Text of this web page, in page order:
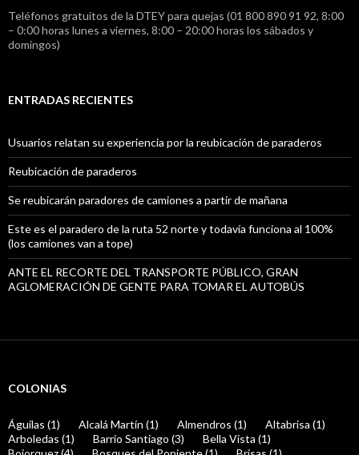
Teléfonos gratuitos de la DTEY para quejas (01 800 890 91 92, 8:00
– 0:00 horas lunes a viernes, 8:00 – 20:00 horas los sábados y
domingos)
ENTRADAS RECIENTES
Usuarios relatan su experiencia por la reubicación de paraderos
Reubicación de paraderos
Se reubicarán paradores de camiones a partir de mañana
Este es el paradero de la ruta 52 norte y todavía funciona al 100%
(los camiones van a tope)
ANTE EL RECORTE DEL TRANSPORTE PÚBLICO, GRAN
AGLOMERACIÓN DE GENTE PARA TOMAR EL AUTOBÚS
COLONIAS
Águilas (1) Alcalá Martín (1) Almendros (1)
Altabrisa (1)
Arboledas (1)
Barrio Santiago (3)
Bella Vista (1)